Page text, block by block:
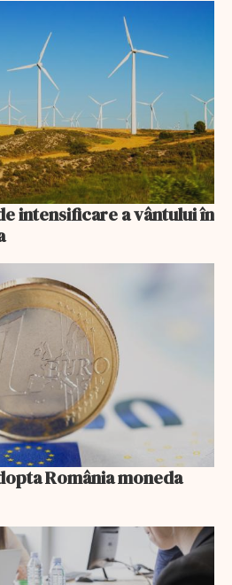
intensificare a vântului în
România moneda